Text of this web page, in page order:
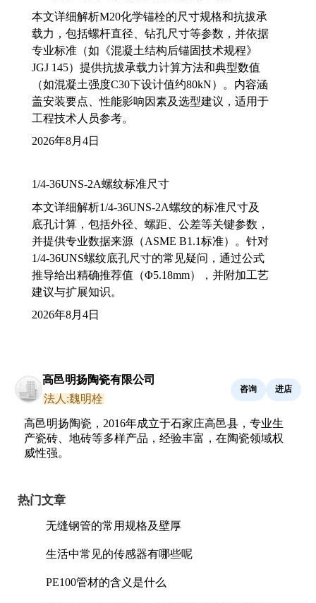
本文详细解析M20化学锚栓的尺寸规格和抗拔承
载力，包括螺杆直径、钻孔尺寸等参数，并依据
专业标准（如《混凝土结构后锚固技术规程》
JGJ 145）提供抗拔承载力计算方法和典型数值
（如混凝土强度C30下设计值约80kN）。内容涵
盖安装要点、性能影响因素及选型建议，适用于
工程技术人员参考。
2026年8月4日
1/4-36UNS-2A螺纹标准尺寸
本文详细解析1/4-36UNS-2A螺纹的标准尺寸及
底孔计算，包括外径、螺距、公差等关键参数，
并提供专业数据来源（ASME B1.1标准）。针对
1/4-36UNS螺纹底孔尺寸的常见疑问，通过公式
推导给出精确推荐值（Φ5.18mm），并附加工艺
建议与扩展知识。
2026年8月4日
高邑明扬陶瓷有限公司
法人:魏明栓
咨询 进店
高邑明扬陶瓷，2016年成立于石家庄高邑县，专业生
产瓷砖、地砖等多样产品，经验丰富，在陶瓷领域权
威性强。
热门文章
无缝钢管的常用规格及壁厚
生活中常见的传感器有哪些呢
PE100管材的含义是什么